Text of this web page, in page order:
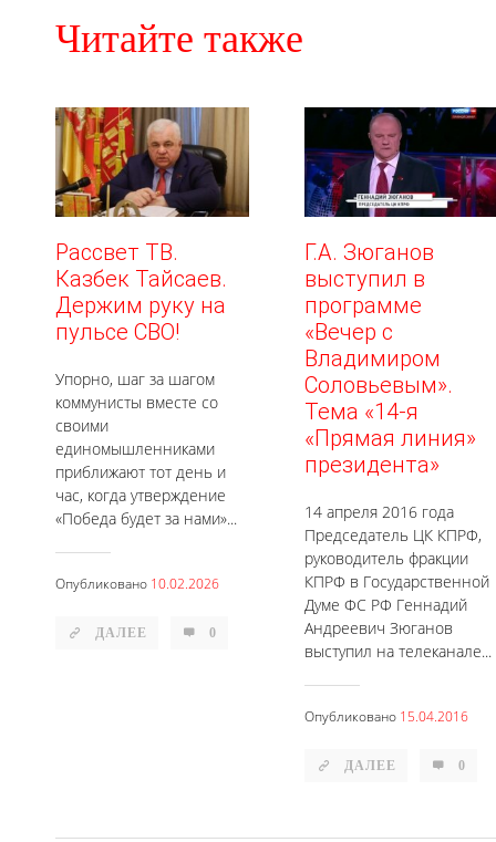
Читайте также
Рассвет ТВ.
Казбек Тайсаев.
Держим руку на
пульсе СВО!
Упорно, шаг за шагом
коммунисты вместе со
своими
единомышленниками
приближают тот день и
час, когда утверждение
«Победа будет за нами»...
Опубликовано 10.02.2026
ДАЛЕЕ 0
Г.А. Зюганов
выступил в
программе
«Вечер с
Владимиром
Соловьевым».
Тема «14-я
«Прямая линия»
президента»
14 апреля 2016 года
Председатель ЦК КПРФ,
руководитель фракции
КПРФ в Государственной
Думе ФС РФ Геннадий
Андреевич Зюганов
выступил на телеканале...
Опубликовано 15.04.2016
ДАЛЕЕ 0